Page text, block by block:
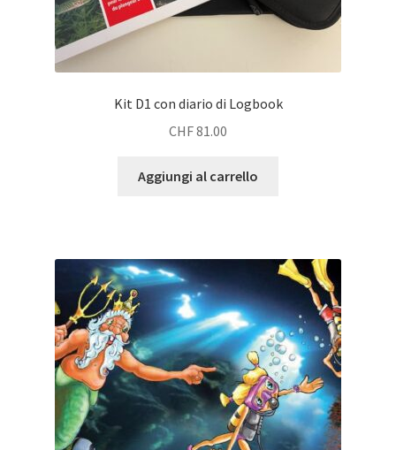
Kit D1 con diario di Logbook
CHF81.00
Aggiungi al carrello